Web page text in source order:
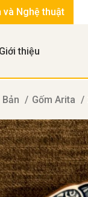
Giới thiệu
Gốm Arita
và Nghệ thuật